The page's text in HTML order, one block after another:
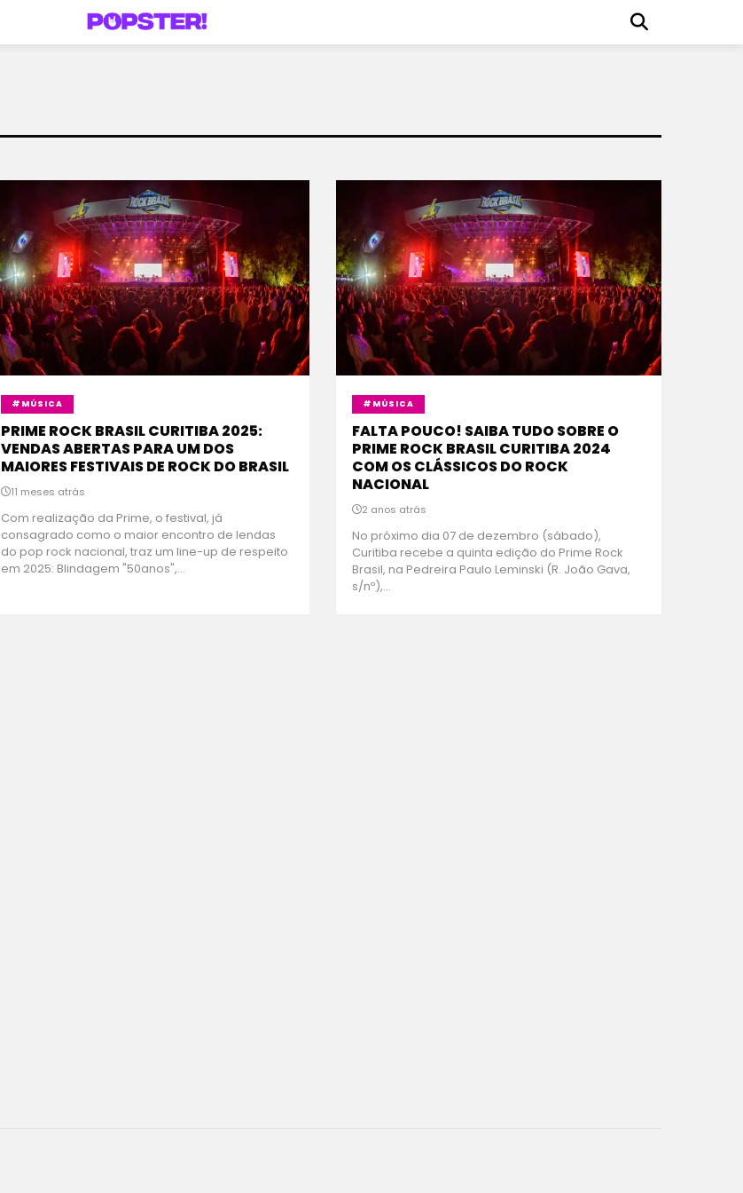
#MÚSICA
PRIME ROCK BRASIL CURITIBA 2025:
VENDAS ABERTAS PARA UM DOS
MAIORES FESTIVAIS DE ROCK DO BRASIL
11 meses atrás
Com realização da Prime, o festival, já
consagrado como o maior encontro de lendas
do pop rock nacional, traz um line-up de respeito
em 2025: Blindagem "50anos",...
#MÚSICA
FALTA POUCO! SAIBA TUDO SOBRE O
PRIME ROCK BRASIL CURITIBA 2024
COM OS CLÁSSICOS DO ROCK
NACIONAL
2 anos atrás
No próximo dia 07 de dezembro (sábado),
Curitiba recebe a quinta edição do Prime Rock
Brasil, na Pedreira Paulo Leminski (R. João Gava,
s/nº),...